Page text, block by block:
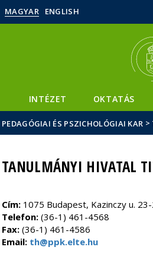
MAGYAR ENGLISH
INTÉZET OKTATÁS
PEDAGÓGIAI ÉS PSZICHOLÓGIAI KAR >
TANULMÁNYI HIVATAL
Cím: 1075 Budapest, Kazinczy u.
Telefon: (36-1) 461-4568
Fax: (36-1) 461-4586
Email: th@ppk.elte.hu